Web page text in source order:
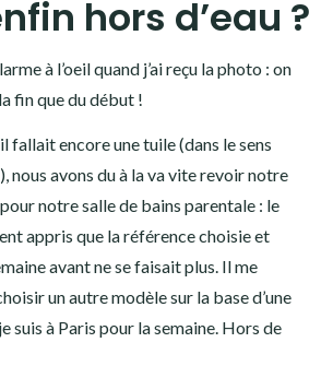
hors d’eau ?
larme à l’oeil quand j’ai reçu la photo : on
fin que du début !
fallait encore une tuile (dans le sens
nous avons du à la va vite revoir notre
notre salle de bains parentale : le
appris que la référence choisie et
avant ne se faisait plus. Il me
un autre modèle sur la base d’une
suis à Paris pour la semaine. Hors de